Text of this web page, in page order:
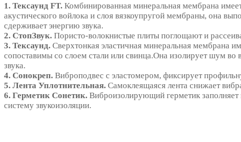
1. Тексаунд FT. Комбинированная минеральная мембрана
акустического войлока и слоя вязкоупругой мембраны, она
сдерживает энергию звука.
2. СтопЗвук. Пористо-волокнистые плиты поглощают и
3. Тексаунд. Сверхтонкая эластичная минеральная мембрана
сопоставимы со слоем стали или свинца.Она изолирует шум
звука.
4. Сонокреп. Виброподвес с эластомером, фиксирует
5. Лента Уплотнительная. Самоклеящаяся лента снижает
6. Герметик Сонетик. Виброизолирующий герметик
систему звукоизоляции.